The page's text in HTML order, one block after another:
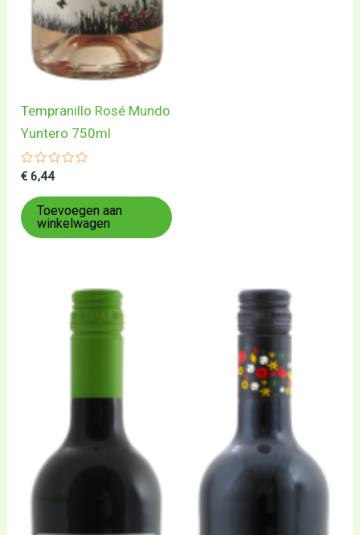
Tempranillo Rosé Mundo
Yuntero 750ml
Gewaardeerd
uit
5
€ 6,44
Toevoegen aan
winkelwagen